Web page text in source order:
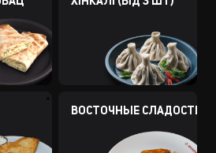
ВОСТОЧНЫЕ СЛАДОСТИ